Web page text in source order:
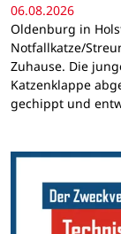
06.08.2026
Oldenburg in
Notfallkatze/
Zuhause. Die
Katzenklappe
gechippt und